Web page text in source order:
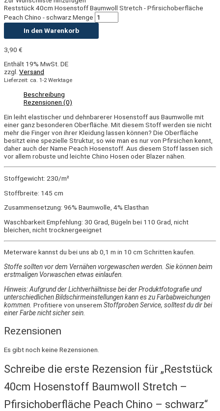
Reststück 40cm Hosenstoff Baumwoll Stretch - Pfirsichoberfläche
Peach Chino - schwarz Menge
In den Warenkorb
3,90 €
Enthält 19% MwSt. DE
zzgl. Versand
Lieferzeit: ca. 1-2 Werktage
Beschreibung
Rezensionen (0)
Ein leiht elastischer und dehnbarerer Hosenstoff aus Baumwolle mit
einer ganz besonderen Oberfläche. Mit diesem Stoff werden sie nicht
mehr die Finger von ihrer Kleidung lassen können? Die Oberfläche
besitzt eine spezielle Struktur, so wie man es nur von Pfirsichen kennt,
daher auch der Name Peach Hosenstoff. Aus diesem Stoff lassen sich
vor allem robuste und leichte Chino Hosen oder Blazer nähen.
Stoffgewicht: 230/m²
Stoffbreite: 145 cm
Zusammensetzung: 96% Baumwolle, 4% Elasthan
Waschbarkeit Empfehlung: 30 Grad, Bügeln bei 110 Grad, nicht
bleichen, nicht trocknergeeignet
Meterware kannst du bei uns ab 0,1 m in 10 cm Schritten kaufen.
Stoffe sollten vor dem Vernähen vorgewaschen werden. Sie können beim
erstmaligen Vorwaschen etwas einlaufen.
Hinweis: Aufgrund der Lichtverhältnisse bei der Produktfotografie und
unterschiedlichen Bildschirmeinstellungen kann es zu Farbabweichungen
kommen. Profitiere von unserem Stoffproben Service, solltest du dir bei
einer Farbe nicht sicher sein.
Rezensionen
Es gibt noch keine Rezensionen.
Schreibe die erste Rezension für „Reststück
40cm Hosenstoff Baumwoll Stretch –
Pfirsichoberfläche Peach Chino – schwarz“